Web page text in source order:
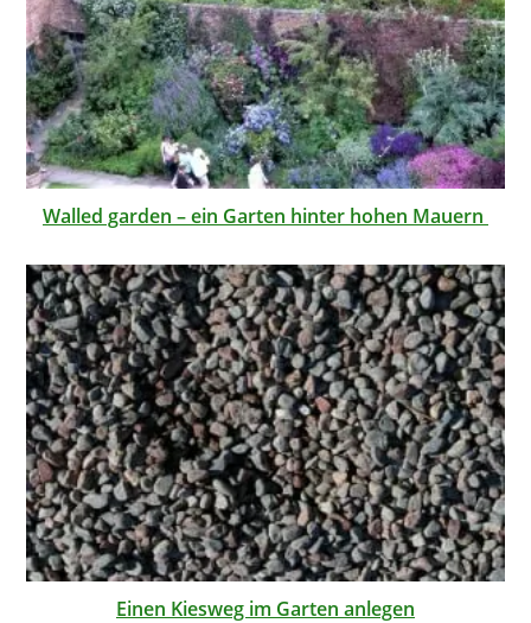
Walled garden – ein Garten hinter hohen Mauern
Einen Kiesweg im Garten anlegen